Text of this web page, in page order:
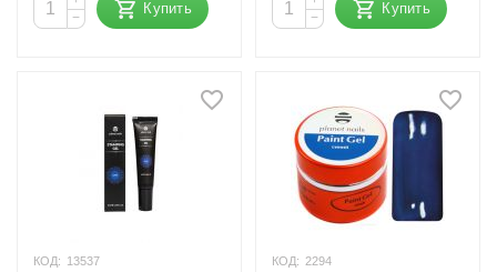
−
Купить
−
Купить
КОД: 13537 КОД: 2294